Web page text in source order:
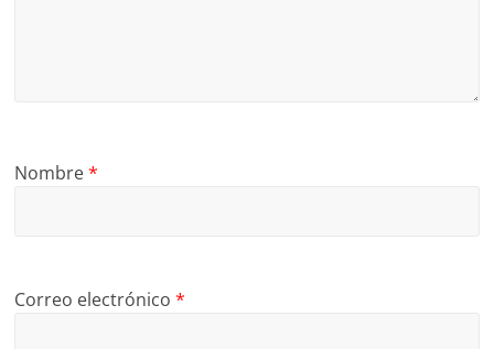
Nombre*
Correo electrónico*